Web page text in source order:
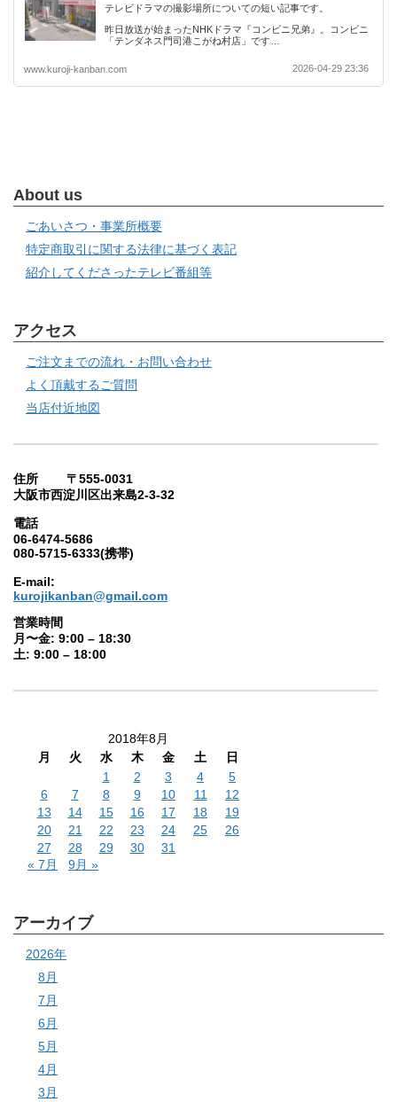
テレビドラマの撮影場所についての短い記事です。
昨日放送が始まったNHKドラマ『コンビニ兄弟』。コンビニ
「テンダネス門司港こがね村店」です…
www.kuroji-kanban.com 2026-04-29 23:36
About us
ごあいさつ・事業所概要
特定商取引に関する法律に基づく表記
紹介してくださったテレビ番組等
アクセス
ご注文までの流れ・お問い合わせ
よく頂戴するご質問
当店付近地図
住所 〒555-0031
大阪市西淀川区出来島2-3-32
電話
06-6474-5686
080-5715-6333(携帯)
E-mail:
kurojikanban@gmail.com
営業時間
月〜金: 9:00 – 18:30
土: 9:00 – 18:00
2018年8月
月
火 水 木 金 土
日
1
2 3 4
5
6
7 8 9 10 11
12
13
14 15 16 17 18
19
20
21 22 23 24 25
26
27
28 29 30
31
« 7月
9月 »
アーカイブ
2026年
8月
7月
6月
5月
4月
3月